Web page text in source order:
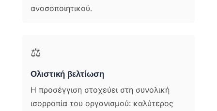
ανοσοποιητικού.
⚖️
Ολιστική βελτίωση
Η προσέγγιση στοχεύει στη συνολική
ισορροπία του οργανισμού: καλύτερος